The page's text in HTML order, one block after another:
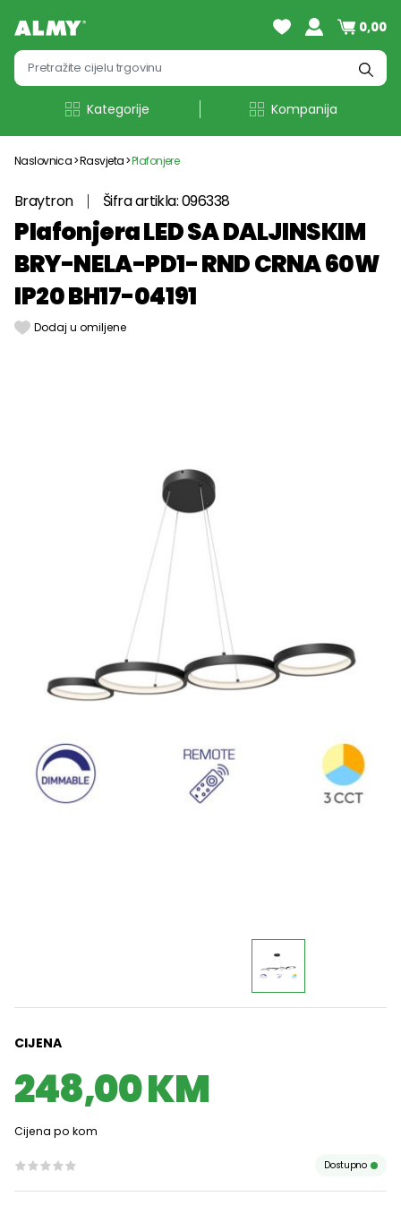
0,00
Kategorije Kompanija
Naslovnica Rasvjeta Plafonjere
Braytron Šifra artikla: 096338
Plafonjera LED SA DALJINSKIM
BRY-NELA-PD1- RND CRNA 60W
IP20 BH17-04191
Dodaj u omiljene
CIJENA
248,00 KM
Cijena po kom
Dostupno